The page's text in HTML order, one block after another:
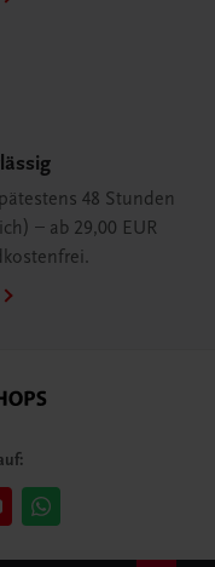
48 Stunden
– ab 29,00 EUR